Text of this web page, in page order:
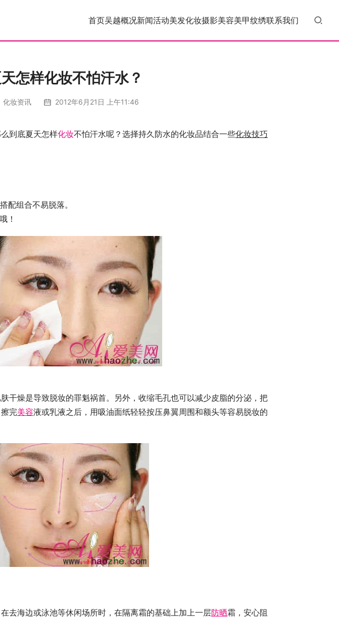
首页吴越概况新闻活动美发化妆摄影美容美甲纹绣联系我们
怎样化妆不怕汗水？
化妆资讯 2012年6月21日 上午11:46
到底夏天怎样化妆不怕汗水呢？选择持久防水的化妆品结合一些化妆技巧
配组合不易脱落。
！
干燥是导致脱妆的罪魁祸首。另外，收缩毛孔也可以减少皮脂的分泌，把
完美容液或乳液之后，用吸油面纸轻轻按压鼻翼周围和额头等容易脱妆的
去海边或泳池等休闲场所时，在隔离霜的基础上加上一层防晒霜，安心阻